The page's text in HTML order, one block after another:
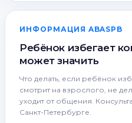
ИНФОРМАЦИЯ ABASPB
Ребёнок избегает
может значить
Что делать, если ребёнок
смотрит на взрослого, не
уходит от общения.
Санкт-Петербурге.